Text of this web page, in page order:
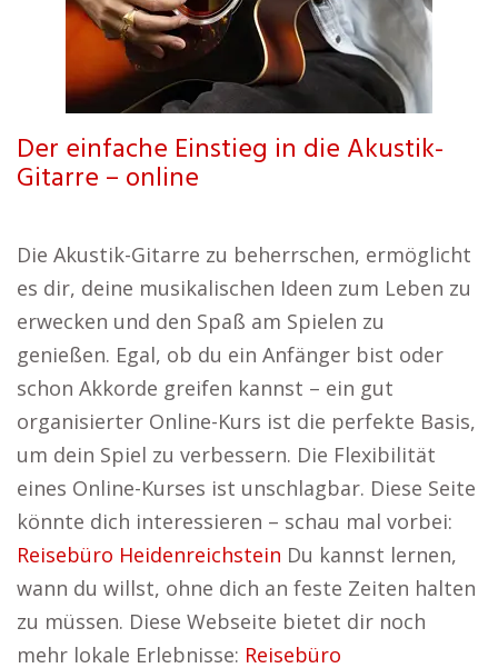
Der einfache Einstieg in die Akustik-
Gitarre – online
Die Akustik-Gitarre zu beherrschen, ermöglicht
es dir, deine musikalischen Ideen zum Leben zu
erwecken und den Spaß am Spielen zu
genießen. Egal, ob du ein Anfänger bist oder
schon Akkorde greifen kannst – ein gut
organisierter Online-Kurs ist die perfekte Basis,
um dein Spiel zu verbessern. Die Flexibilität
eines Online-Kurses ist unschlagbar. Diese Seite
könnte dich interessieren – schau mal vorbei:
Reisebüro Heidenreichstein Du kannst lernen,
wann du willst, ohne dich an feste Zeiten halten
zu müssen. Diese Webseite bietet dir noch
mehr lokale Erlebnisse: Reisebüro